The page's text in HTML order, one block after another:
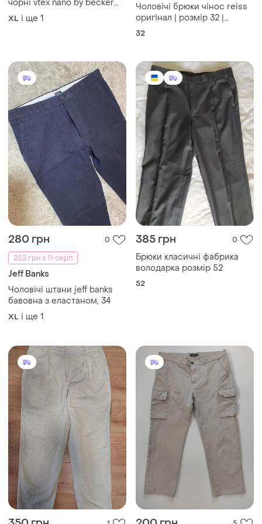
280 грн
252 грн з 11 серп
Jeff Banks
Чоловічі штани jeff banks
і ще 1
385 грн
Брюки класичні фабрика
володарка розмір 52
52
350 грн
315 грн з 11 серп
Heavy Duty
Брюки штани чоловічі
200 грн
250 грн -20%
Dressmann
Чоловічі котонові штани
карго прямого крою l/xl
пояс 52-53 см